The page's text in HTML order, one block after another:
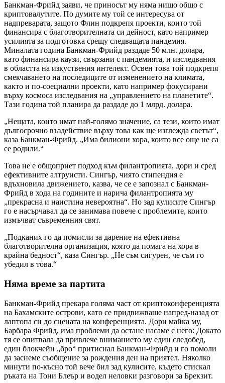
Банкман-Фрийд заяви, че приносът му няма нищо общо с
криптовалутите. По думите му той се интересува от
надпреварата, защото Флин подкрепя проекти, които той
финансира с благотворителната си дейност, като например
усилията за подготовка срещу следващата пандемия.
Миналата година Банкман-Фрийд раздаде 50 млн. долара,
като финансира каузи, свързани с пандемията, и изследвания
в областта на изкуствения интелект. Освен това той подкрепя
смекчаването на последиците от изменението на климата,
както и по-соециални проекти, като например фокусирани
върху космоса изследвания на „управлението на планетите“.
Тази година той планира да раздаде до 1 млрд. долара.
„Нещата, които имат най-голямо значение, са тези, които имат
дългосрочно въздействие върху това как ще изглежда светът“,
каза Банкман-Фрийд. „Има билиони хора, които все още не са
се родили.“
Това не е общоприет подход към филантропията, дори и сред
ефективните алтруисти. Сингър, чиято стипендия е
вдъхновила движението, казва, че се е запознал с Банкман-
Фрийд в хода на годините и нарича филантропията му
„прекрасна и наистина невероятна“. Но зад кулисите Сингър
го е насърчавал да се занимава повече с проблемите, които
измъчват съвременния свят.
„Подканих го да помисли за дарение на ефективна
благотворителна организация, която да помага на хора в
крайна бедност“, каза Сингър. „Не съм сигурен, че съм го
убедил в това.“
Няма време за партита
Банкман-Фрийд прекара голяма част от криптоконференцията
на Бахамските острови, като се придвижваше напред-назад от
лаптопа си до сцената на конференцията. Дори майка му,
Барбара Фрийд, има проблеми да остане насаме с него: Докато
тя се опитвала да привлече вниманието му един следобед,
един блокчейн „бро“ притиснал Банкман-Фрийд и го помоли
да заснеме съобщение за рождения ден на приятел. Няколко
минути по-късно той вече бил зад кулисите, където стискал
ръката на Тони Блеър и водел неловки разговори за Брекзит.